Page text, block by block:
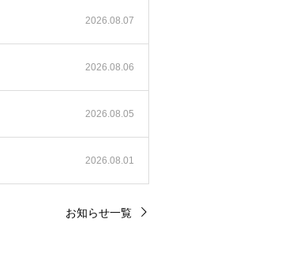
2026.08.07
2026.08.06
2026.08.05
2026.08.01
お知らせ一覧